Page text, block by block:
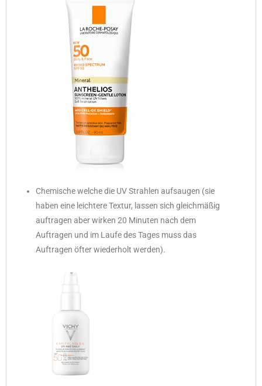
Chemische welche die UV Strahlen aufsaugen (sie
haben eine leichtere Textur, lassen sich gleichmäßig
auftragen aber wirken 20 Minuten nach dem
Auftragen und im Laufe des Tages muss das
Auftragen öfter wiederholt werden).